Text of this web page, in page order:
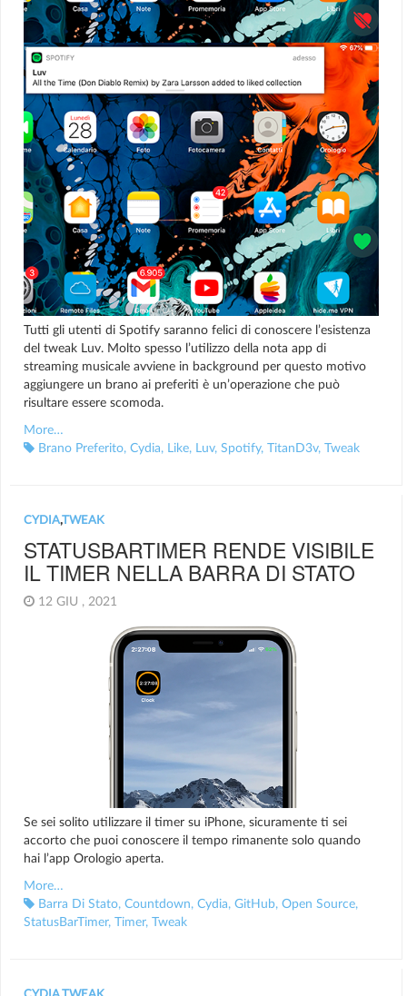
Tutti gli utenti di Spotify saranno felici di conoscere l’esistenza
del tweak Luv. Molto spesso l’utilizzo della nota app di
streaming musicale avviene in background per questo motivo
aggiungere un brano ai preferiti è un’operazione che può
risultare essere scomoda.
More…
Brano Preferito, Cydia, Like, Luv, Spotify, TitanD3v, Tweak
CYDIA,TWEAK
STATUSBARTIMER RENDE VISIBILE
IL TIMER NELLA BARRA DI STATO
12 GIU , 2021
Se sei solito utilizzare il timer su iPhone, sicuramente ti sei
accorto che puoi conoscere il tempo rimanente solo quando
hai l’app Orologio aperta.
More…
Barra Di Stato, Countdown, Cydia, GitHub, Open Source,
StatusBarTimer, Timer, Tweak